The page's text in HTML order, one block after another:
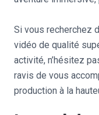
Si vous recherchez
vidéo de qualité
activité, n’hésitez
ravis de vous
production à la